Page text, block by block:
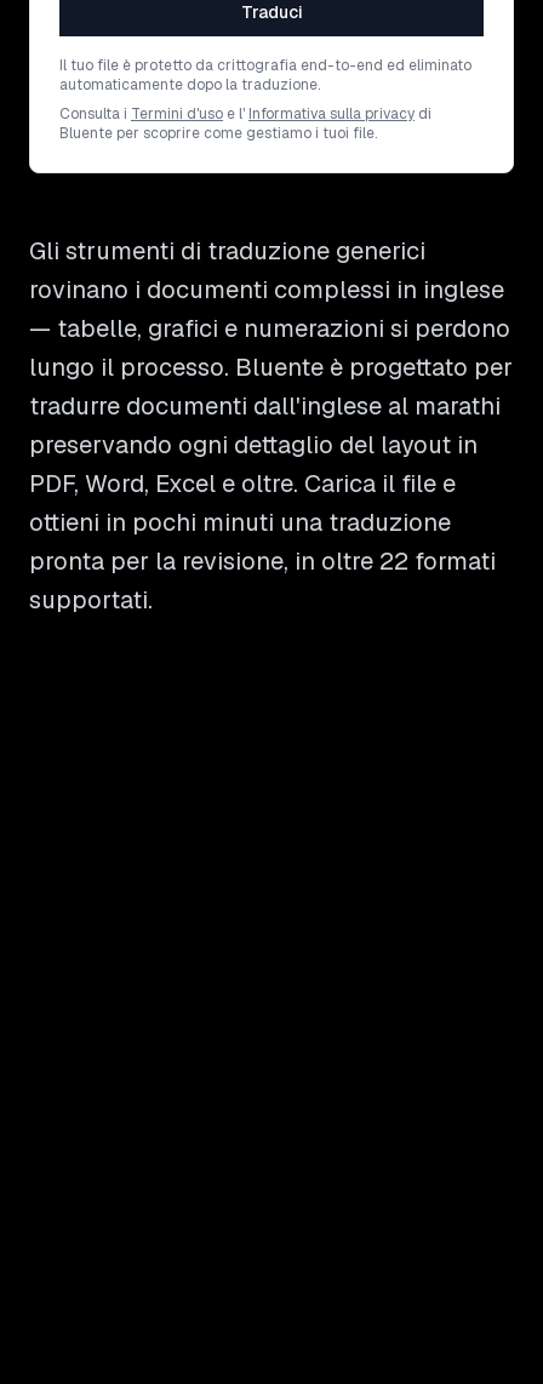
Traduci
Il tuo file è protetto da crittografia end-to-end ed eliminato
automaticamente dopo la traduzione.
Consulta i Termini d'uso e l' Informativa sulla privacy di
Bluente per scoprire come gestiamo i tuoi file.
Gli strumenti di traduzione generici
rovinano i documenti complessi in inglese
— tabelle, grafici e numerazioni si perdono
lungo il processo. Bluente è progettato per
tradurre documenti dall'inglese al marathi
preservando ogni dettaglio del layout in
PDF, Word, Excel e oltre. Carica il file e
ottieni in pochi minuti una traduzione
pronta per la revisione, in oltre 22 formati
supportati.